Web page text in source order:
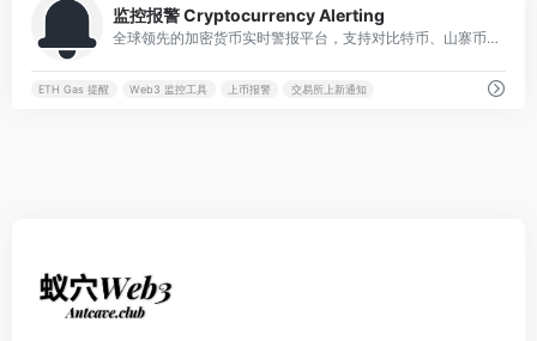
监控报警 Cryptocurrency Alerting
全球领先的加密货币实时警报平台，支持对比特币、山寨币、链上交易及交易所上新的全方位监控，并通过电话、短信、电报等多种渠道即时通知。
ETH Gas 提醒 Web3 监控工具 上币报警 交易所上新通知